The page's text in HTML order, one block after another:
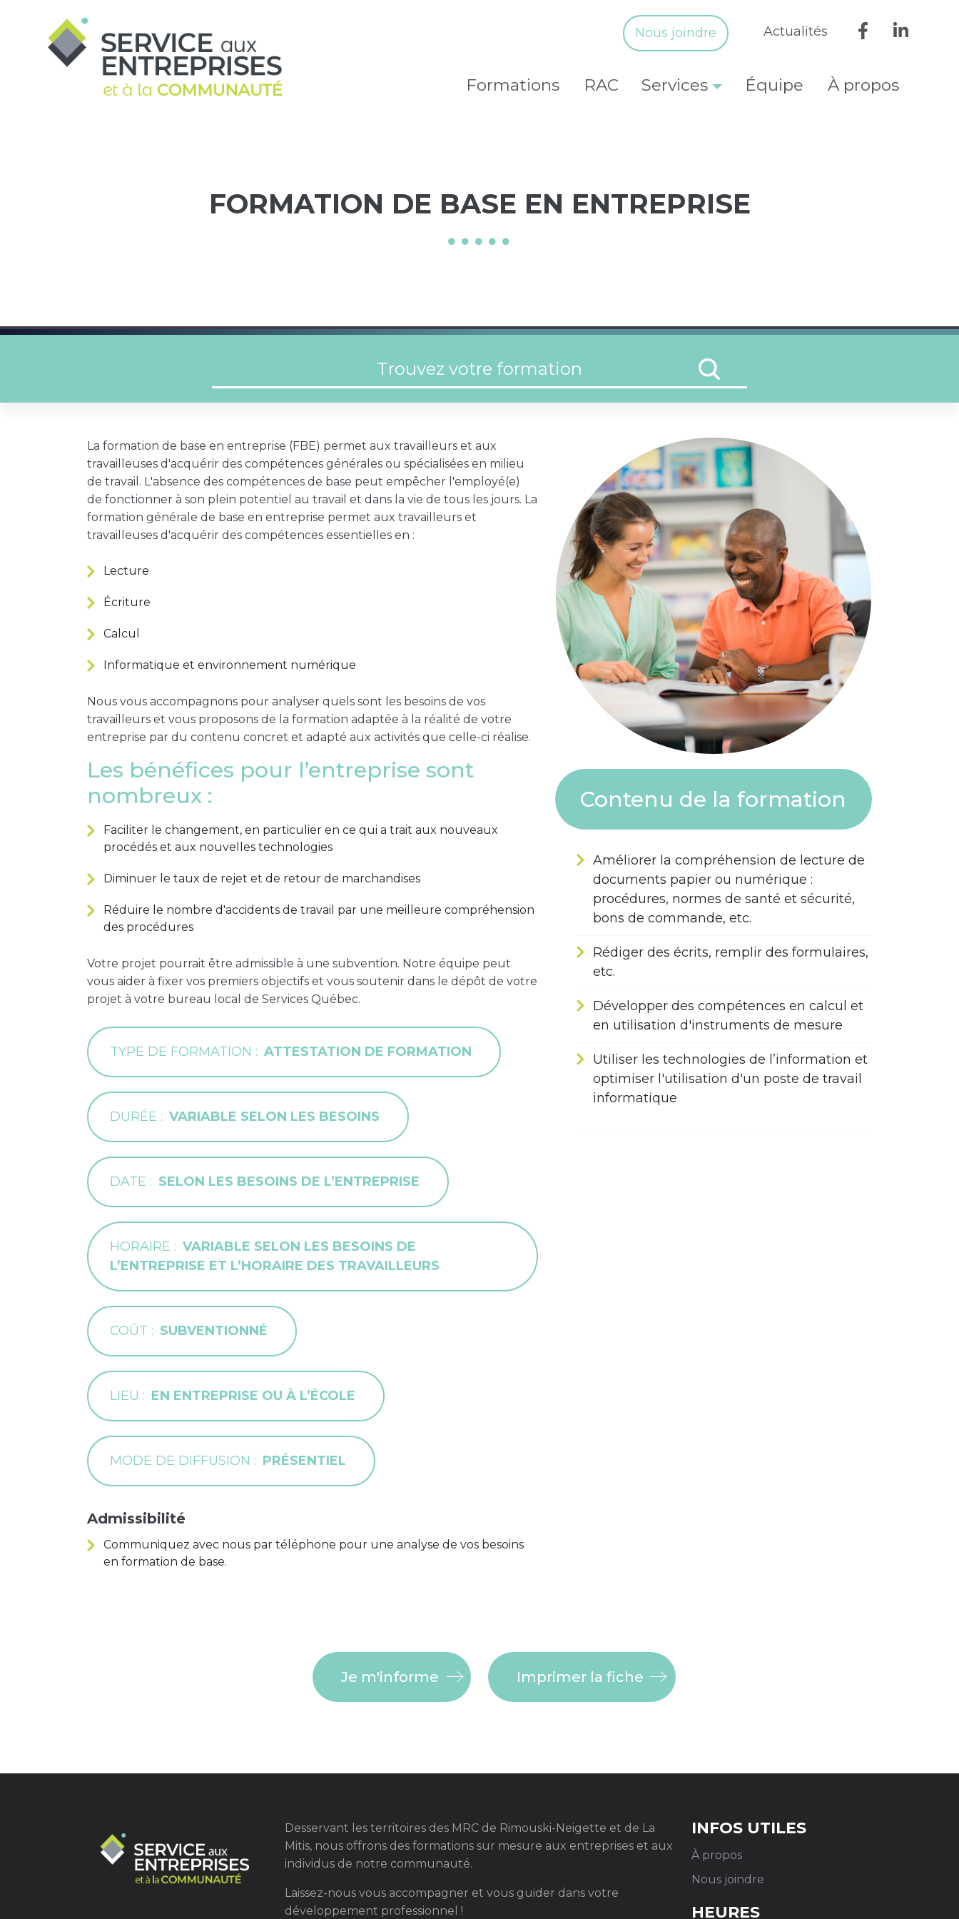
Nous joindre Actualités
Formations RAC Services Équipe À propos
FORMATION DE BASE EN ENTREPRISE
La formation de base en entreprise (FBE) permet aux travailleurs et aux
travailleuses d'acquérir des compétences générales ou spécialisées en milieu
de travail. L'absence des compétences de base peut empêcher l'employé(e)
de fonctionner à son plein potentiel au travail et dans la vie de tous les jours. La
formation générale de base en entreprise permet aux travailleurs et
travailleuses d'acquérir des compétences essentielles en :
Lecture
Écriture
Calcul
Informatique et environnement numérique
Nous vous accompagnons pour analyser quels sont les besoins de vos
travailleurs et vous proposons de la formation adaptée à la réalité de votre
entreprise par du contenu concret et adapté aux activités que celle-ci réalise.
Les bénéfices pour l’entreprise sont
nombreux :
Faciliter le changement, en particulier en ce qui a trait aux nouveaux
procédés et aux nouvelles technologies
Diminuer le taux de rejet et de retour de marchandises
Réduire le nombre d'accidents de travail par une meilleure compréhension
des procédures
Votre projet pourrait être admissible à une subvention. Notre équipe peut
vous aider à fixer vos premiers objectifs et vous soutenir dans le dépôt de votre
projet à votre bureau local de Services Québec.
TYPE DE FORMATION ATTESTATION DE FORMATION
DURÉE VARIABLE SELON LES BESOINS
DATE SELON LES BESOINS DE L’ENTREPRISE
HORAIRE
VARIABLE SELON LES BESOINS DE
L’ENTREPRISE ET L’HORAIRE DES TRAVAILLEURS
COÛT SUBVENTIONNÉ
LIEU EN ENTREPRISE OU À L’ÉCOLE
MODE DE DIFFUSION PRÉSENTIEL
Admissibilité
Communiquez avec nous par téléphone pour une analyse de vos besoins
en formation de base.
Contenu de la formation
Améliorer la compréhension de lecture de
documents papier ou numérique :
procédures, normes de santé et sécurité,
bons de commande, etc.
Rédiger des écrits, remplir des formulaires,
etc.
Développer des compétences en calcul et
en utilisation d'instruments de mesure
Utiliser les technologies de l’information et
optimiser l'utilisation d'un poste de travail
informatique
Je m'informe Imprimer la fiche
Desservant les territoires des MRC de Rimouski-Neigette et de La
Mitis, nous offrons des formations sur mesure aux entreprises et aux
individus de notre communauté.
Laissez-nous vous accompagner et vous guider dans votre
développement professionnel !
INFOS UTILES
À propos
Nous joindre
HEURES